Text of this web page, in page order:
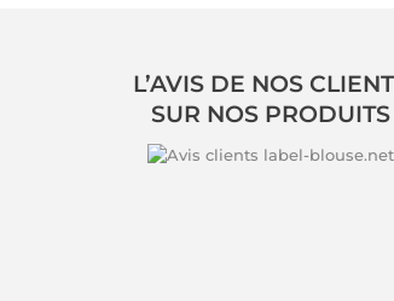
L’AVIS DE NOS
SUR NOS PRODUITS